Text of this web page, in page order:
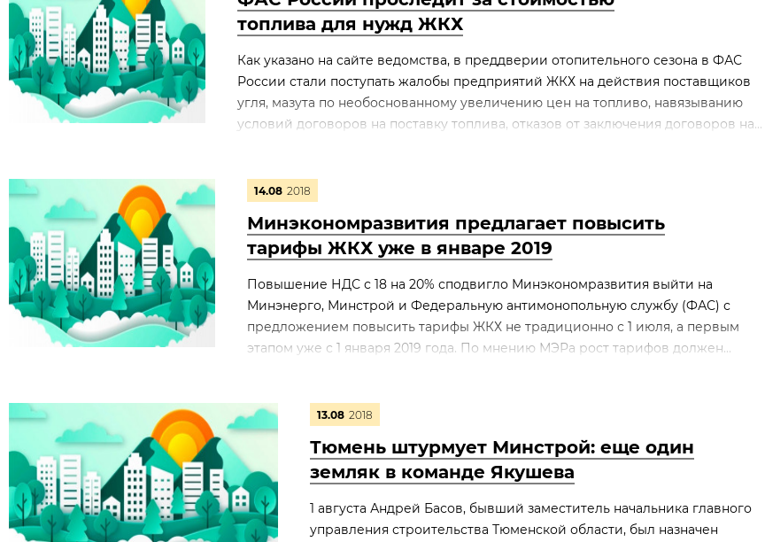
топлива для нужд ЖКХ
Как указано на сайте ведомства, в преддверии отопительного сезона в ФАС
России стали поступать жалобы предприятий ЖКХ на действия поставщиков
угля, мазута по необоснованному увеличению цен на топливо, навязыванию
условий договоров на поставку топлива, отказов от заключения договоров на...
14.08 2018
Минэкономразвития предлагает повысить
тарифы ЖКХ уже в январе 2019
Повышение НДС с 18 на 20% сподвигло Минэкономразвития выйти на
Минэнерго, Минстрой и Федеральную антимонопольную службу (ФАС) с
предложением повысить тарифы ЖКХ не традиционно с 1 июля, а первым
этапом уже с 1 января 2019 года. По мнению МЭРа рост тарифов должен...
13.08 2018
Тюмень штурмует Минстрой: еще один
земляк в команде Якушева
1 августа Андрей Басов, бывший заместитель начальника главного
управления строительства Тюменской области, был назначен